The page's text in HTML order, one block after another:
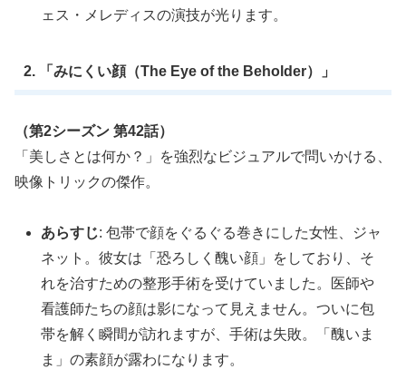
ェス・メレディスの演技が光ります。
2. 「みにくい顔（The Eye of the Beholder）」
（第2シーズン 第42話）
「美しさとは何か？」を強烈なビジュアルで問いかける、
映像トリックの傑作。
あらすじ: 包帯で顔をぐるぐる巻きにした女性、ジャ
ネット。彼女は「恐ろしく醜い顔」をしており、そ
れを治すための整形手術を受けていました。医師や
看護師たちの顔は影になって見えません。ついに包
帯を解く瞬間が訪れますが、手術は失敗。「醜いま
ま」の素顔が露わになります。